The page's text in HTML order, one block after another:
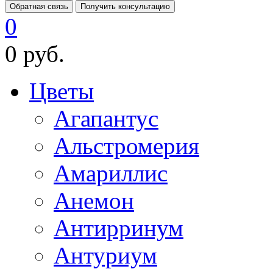
Обратная связь Получить консультацию
0
0 руб.
Цветы
Агапантус
Альстромерия
Амариллис
Анемон
Антирринум
Антуриум